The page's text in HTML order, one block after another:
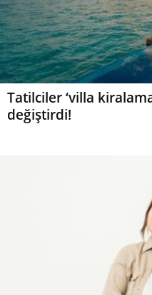
Tatilciler ‘villa
değiştirdi!